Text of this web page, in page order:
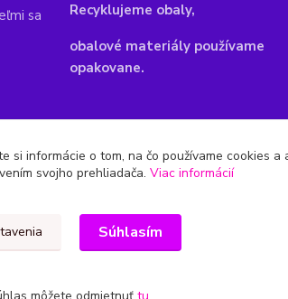
sa
Recyklujeme obaly,
obalové materiály používame
opakovane.
si informácie o tom, na čo používame cookies a
svojho prehliadača. Viac informácií
Súhlasím